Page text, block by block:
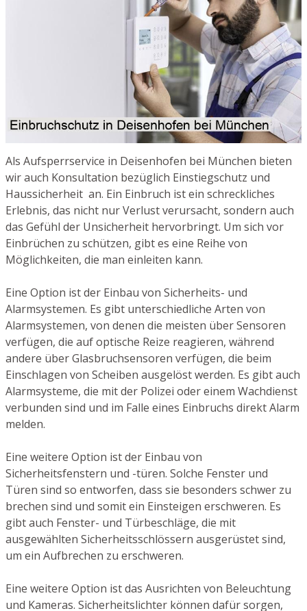
Als Aufsperrservice in Deisenhofen bei München bieten
wir auch Konsultation bezüglich Einstiegschutz und
Haussicherheit an. Ein Einbruch ist ein schreckliches
Erlebnis, das nicht nur Verlust verursacht, sondern auch
das Gefühl der Unsicherheit hervorbringt. Um sich vor
Einbrüchen zu schützen, gibt es eine Reihe von
Möglichkeiten, die man einleiten kann.
Eine Option ist der Einbau von Sicherheits- und
Alarmsystemen. Es gibt unterschiedliche Arten von
Alarmsystemen, von denen die meisten über Sensoren
verfügen, die auf optische Reize reagieren, während
andere über Glasbruchsensoren verfügen, die beim
Einschlagen von Scheiben ausgelöst werden. Es gibt auch
Alarmsysteme, die mit der Polizei oder einem Wachdienst
verbunden sind und im Falle eines Einbruchs direkt Alarm
melden.
Eine weitere Option ist der Einbau von
Sicherheitsfenstern und -türen. Solche Fenster und
Türen sind so entworfen, dass sie besonders schwer zu
brechen sind und somit ein Einsteigen erschweren. Es
gibt auch Fenster- und Türbeschläge, die mit
ausgewählten Sicherheitsschlössern ausgerüstet sind,
um ein Aufbrechen zu erschweren.
Eine weitere Option ist das Ausrichten von Beleuchtung
und Kameras. Sicherheitslichter können dafür sorgen,